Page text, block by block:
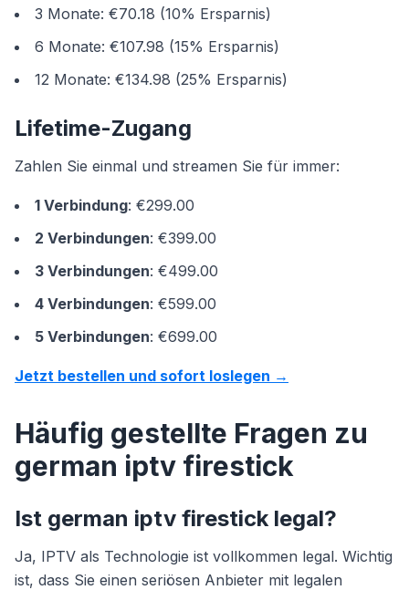
3 Monate: €70.18 (10% Ersparnis)
6 Monate: €107.98 (15% Ersparnis)
12 Monate: €134.98 (25% Ersparnis)
Lifetime-Zugang
Zahlen Sie einmal und streamen Sie für immer:
1 Verbindung: €299.00
2 Verbindungen: €399.00
3 Verbindungen: €499.00
4 Verbindungen: €599.00
5 Verbindungen: €699.00
Jetzt bestellen und sofort loslegen →
Häufig gestellte Fragen zu
german iptv firestick
Ist german iptv firestick legal?
Ja, IPTV als Technologie ist vollkommen legal. Wichtig
ist, dass Sie einen seriösen Anbieter mit legalen